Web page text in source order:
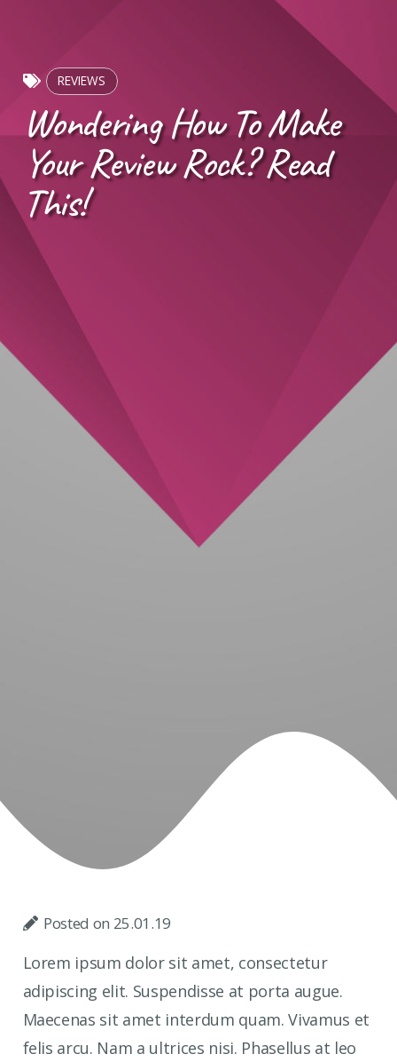
REVIEWS
Wondering How To Make
Your Review Rock? Read
This!
Posted on 25.01.19
Lorem ipsum dolor sit amet, consectetur
adipiscing elit. Suspendisse at porta augue.
Maecenas sit amet interdum quam. Vivamus et
felis arcu. Nam a ultrices nisi. Phasellus at leo